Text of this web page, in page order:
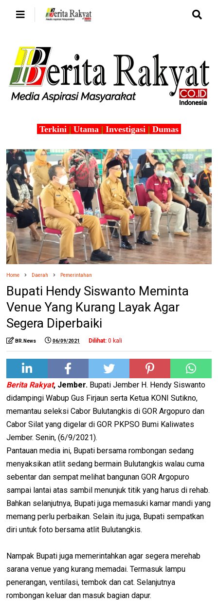
Terkini | Utama | Investigasi | Dumas
Home Daerah Pemerintahan
Bupati Hendy Siswanto Meminta
Venue Yang Kurang Layak Agar
Segera Diperbaiki
BR.News 06/09/2021 Dilihat: 0 kali
Berita Rakyat, Jember. Bupati Jember H. Hendy Siswanto
didampingi Wabup Gus Firjaun serta Ketua KONI Sutikno,
memantau seleksi Cabor Bulutangkis di GOR Argopuro dan
Cabor Silat yang digelar di GOR PKPSO Bumi Kaliwates
Jember. Senin, (6/9/2021).
Pantauan media ini, Bupati bersama rombongan sedang
menyaksikan atlit sedang bermain Bulutangkis walau cuma
sebentar dan sempat melihat bangunan GOR Argopuro
sampai lantai atas sambil menunjuk titik yang harus di rehab.
Bahkan selanjutnya, Bupati juga memasuki kamar mandi yang
memang perlu perbaikan. Selain itu juga, Bupati sempatkan
diri untuk foto bersama atlit Bulutangkis.
Nampak Bupati juga memerintahkan agar segera merehab
sarana venue yang kurang memadai. Termasuk lampu
penerangan, ventilasi, tembok dan cat. Selanjutnya
rombongan keluar dan masuk bagian dapur.